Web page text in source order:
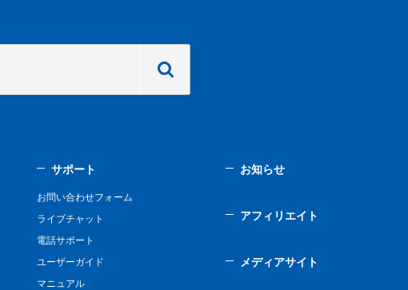
サポート
お問い合わせフォーム
ライブチャット
電話サポート
ユーザーガイド
マニュアル
お知らせ
アフィリエイト
メディアサイト